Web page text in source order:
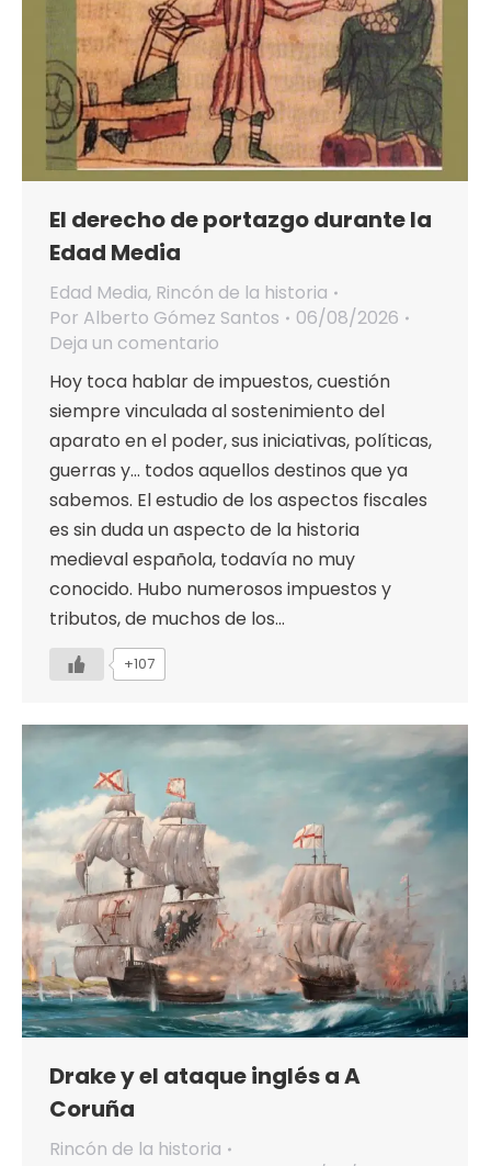
El derecho de portazgo durante la
Edad Media
Edad Media, Rincón de la historia
Por Alberto Gómez Santos
06/08/2026
Deja un comentario
Hoy toca hablar de impuestos, cuestión
siempre vinculada al sostenimiento del
aparato en el poder, sus iniciativas, políticas,
guerras y… todos aquellos destinos que ya
sabemos. El estudio de los aspectos fiscales
es sin duda un aspecto de la historia
medieval española, todavía no muy
conocido. Hubo numerosos impuestos y
tributos, de muchos de los…
+107
Drake y el ataque inglés a A
Coruña
Rincón de la historia